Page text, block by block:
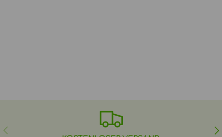
VORHERIGE